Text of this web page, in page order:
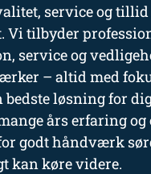
service og
Vi tilbyder
service og
– altid med
bedste løsning for
års erfaring og
godt håndværk
kan køre videre.